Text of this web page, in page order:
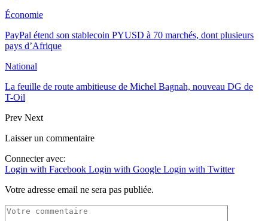
Économie
PayPal étend son stablecoin PYUSD à 70 marchés, dont plusieurs
pays d’Afrique
National
La feuille de route ambitieuse de Michel Bagnah, nouveau DG de
T-Oil
Prev Next
Laisser un commentaire
Connecter avec:
Login with Facebook Login with Google Login with Twitter
Votre adresse email ne sera pas publiée.